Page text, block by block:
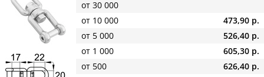
от 30 000
от 10 000
473,90 р.
от 5 000
526,40 р.
от 1 000
605,30 р.
от 500
626,40 р.